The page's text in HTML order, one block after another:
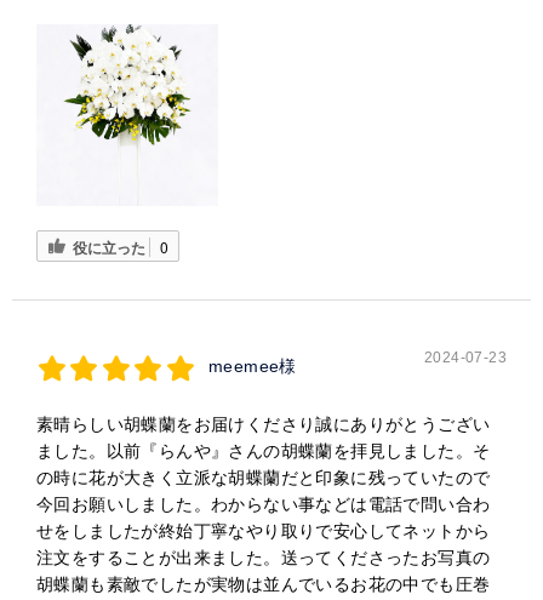
役に立った 0
meemee様 2024-07-23
素晴らしい胡蝶蘭をお届けくださり誠にありがとうござい
ました。以前『らんや』さんの胡蝶蘭を拝見しました。そ
の時に花が大きく立派な胡蝶蘭だと印象に残っていたので
今回お願いしました。わからない事などは電話で問い合わ
せをしましたが終始丁寧なやり取りで安心してネットから
注文をすることが出来ました。送ってくださったお写真の
胡蝶蘭も素敵でしたが実物は並んでいるお花の中でも圧巻